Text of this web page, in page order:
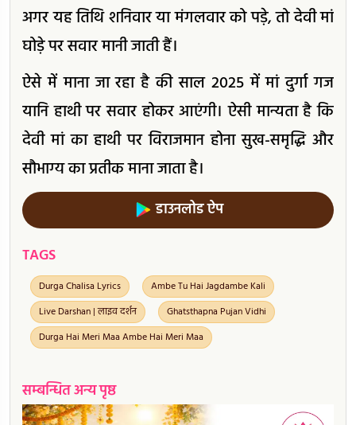
अगर यह तिथि शनिवार या मंगलवार को पड़े, तो देवी मां
घोड़े पर सवार मानी जाती हैं।
ऐसे में माना जा रहा है की साल 2025 में मां दुर्गा गज
यानि हाथी पर सवार होकर आएंगी। ऐसी मान्यता है कि
देवी मां का हाथी पर विराजमान होना सुख-समृद्धि और
सौभाग्य का प्रतीक माना जाता है।
डाउनलोड ऐप
TAGS
Durga Chalisa Lyrics
Ambe Tu Hai Jagdambe Kali
Live Darshan | लाइव दर्शन
Ghatsthapna Pujan Vidhi
Durga Hai Meri Maa Ambe Hai Meri Maa
सम्बन्धित अन्य पृष्ठ